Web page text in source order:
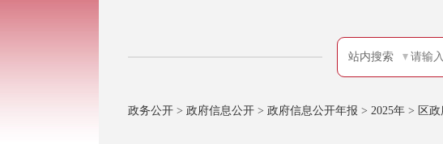
站内搜索
政务公开 > 政府信息公开 > 政府信息公开年报 > 2025年 > 区